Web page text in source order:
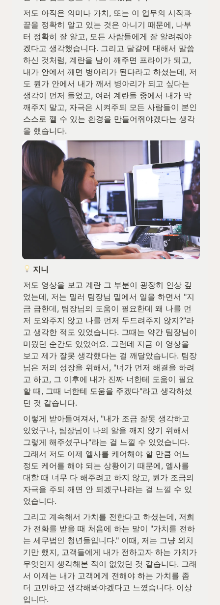
저도 아직은 의미나 가치, 또는 이 업무의 시작과
끝을 정확히 알고 있는 것은 아니기 때문에, 나부
터 정확히 잘 알고, 모든 사람들에게 잘 알려줘야
겠다고 생각했습니다. 그리고 달걀에 대해서 말씀
하신 것처럼, 계란을 남이 깨주면 프라이가 되고,
내가 안에서 깨면 병아리가 된다라고 하셨는데, 저
도 뭔가 안에서 내가 깨서 병아리가 되고 싶다는
생각이 먼저 들었고, 여러 계란들 중에서 내가 막
깨주지 말고, 자극은 시켜주되 모든 사람들이 본인
스스로 깰 수 있는 환경을 만들어줘야겠다는 생각
을 했습니다.
지니
저도 영상을 보고 계란 그 부분이 굉장히 인상 깊
었는데, 저는 밀러 팀장님 밑에서 일을 하면서 "지
금 급한데, 팀장님의 도움이 필요한데 왜 나를 먼
저 도와주지 않고 나를 먼저 두드려주지 않지?"라
고 생각한 적도 있었습니다. 그때는 약간 팀장님이
미웠던 순간도 있었어요. 그런데 지금 이 영상을
보고 제가 잘못 생각했다는 걸 깨달았습니다. 팀장
님은 저의 성장을 위해서, "너가 먼저 해결을 하려
고 하고, 그 이후에 내가 진짜 너한테 도움이 필요
할 때, 그때 너한테 도움을 주겠다"라고 생각하셨
던 것 같습니다.
이렇게 받아들여져서, "내가 조금 잘못 생각하고
있었구나, 팀장님이 나의 알을 깨지 않기 위해서
그렇게 해주셨구나"라는 걸 느낄 수 있었습니다.
그래서 저도 이제 엘사를 케어해야 할 만큼 어느
정도 케어를 해야 되는 상황이기 때문에, 엘사를
대할 때 너무 다 해주려고 하지 않고, 뭔가 조금의
자극을 주되 깨면 안 되겠구나라는 걸 느낄 수 있
었습니다.
그리고 계속해서 가치를 전한다고 하셨는데, 저희
가 전화를 받을 때 처음에 하는 말이 "가치를 전하
는 세무법인 청년들입니다." 이때, 저는 그냥 외치
기만 했지, 고객들에게 내가 전하고자 하는 가치가
무엇인지 생각해본 적이 없었던 것 같습니다. 그래
서 이제는 내가 고객에게 전해야 하는 가치를 좀
더 고민하고 생각해봐야겠다고 느꼈습니다. 이상
입니다.